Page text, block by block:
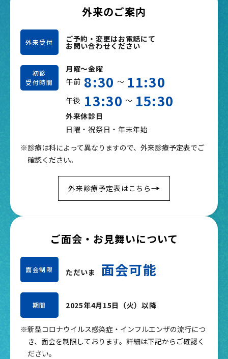
外来のご案内
外来受付 ご予約・変更はお電話にて
お問い合わせください
初診
受付時間
月曜～金曜
午前 8:30 ～ 11:30
午後 13:30 ～ 15:30
外来休診日
日曜・祝祭日・年末年始
※診療は科によって異なりますので、外来診療予定表でご
確認ください。
外来診療予定表はこちら
ご面会・お見舞いについて
面会制限 ただいま 面会可能
期間 2025年4月15日（火）以降
※新型コロナウイルス感染症・インフルエンザの流行につ
き、面会を制限しております。詳細は下記からご確認く
ださい。